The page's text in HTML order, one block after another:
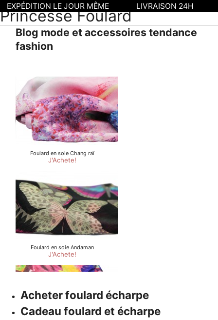
Princesse Foulard
Blog mode et accessoires tendance
fashion
Acheter foulard écharpe
Cadeau foulard et écharpe
EXPÉDITION LE JOUR MÊME LIVRAISON 24H